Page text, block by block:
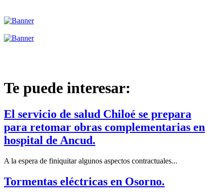
Te puede interesar:
El servicio de salud Chiloé se prepara
para retomar obras complementarias en
hospital de Ancud.
A la espera de finiquitar algunos aspectos contractuales...
Tormentas eléctricas en Osorno.